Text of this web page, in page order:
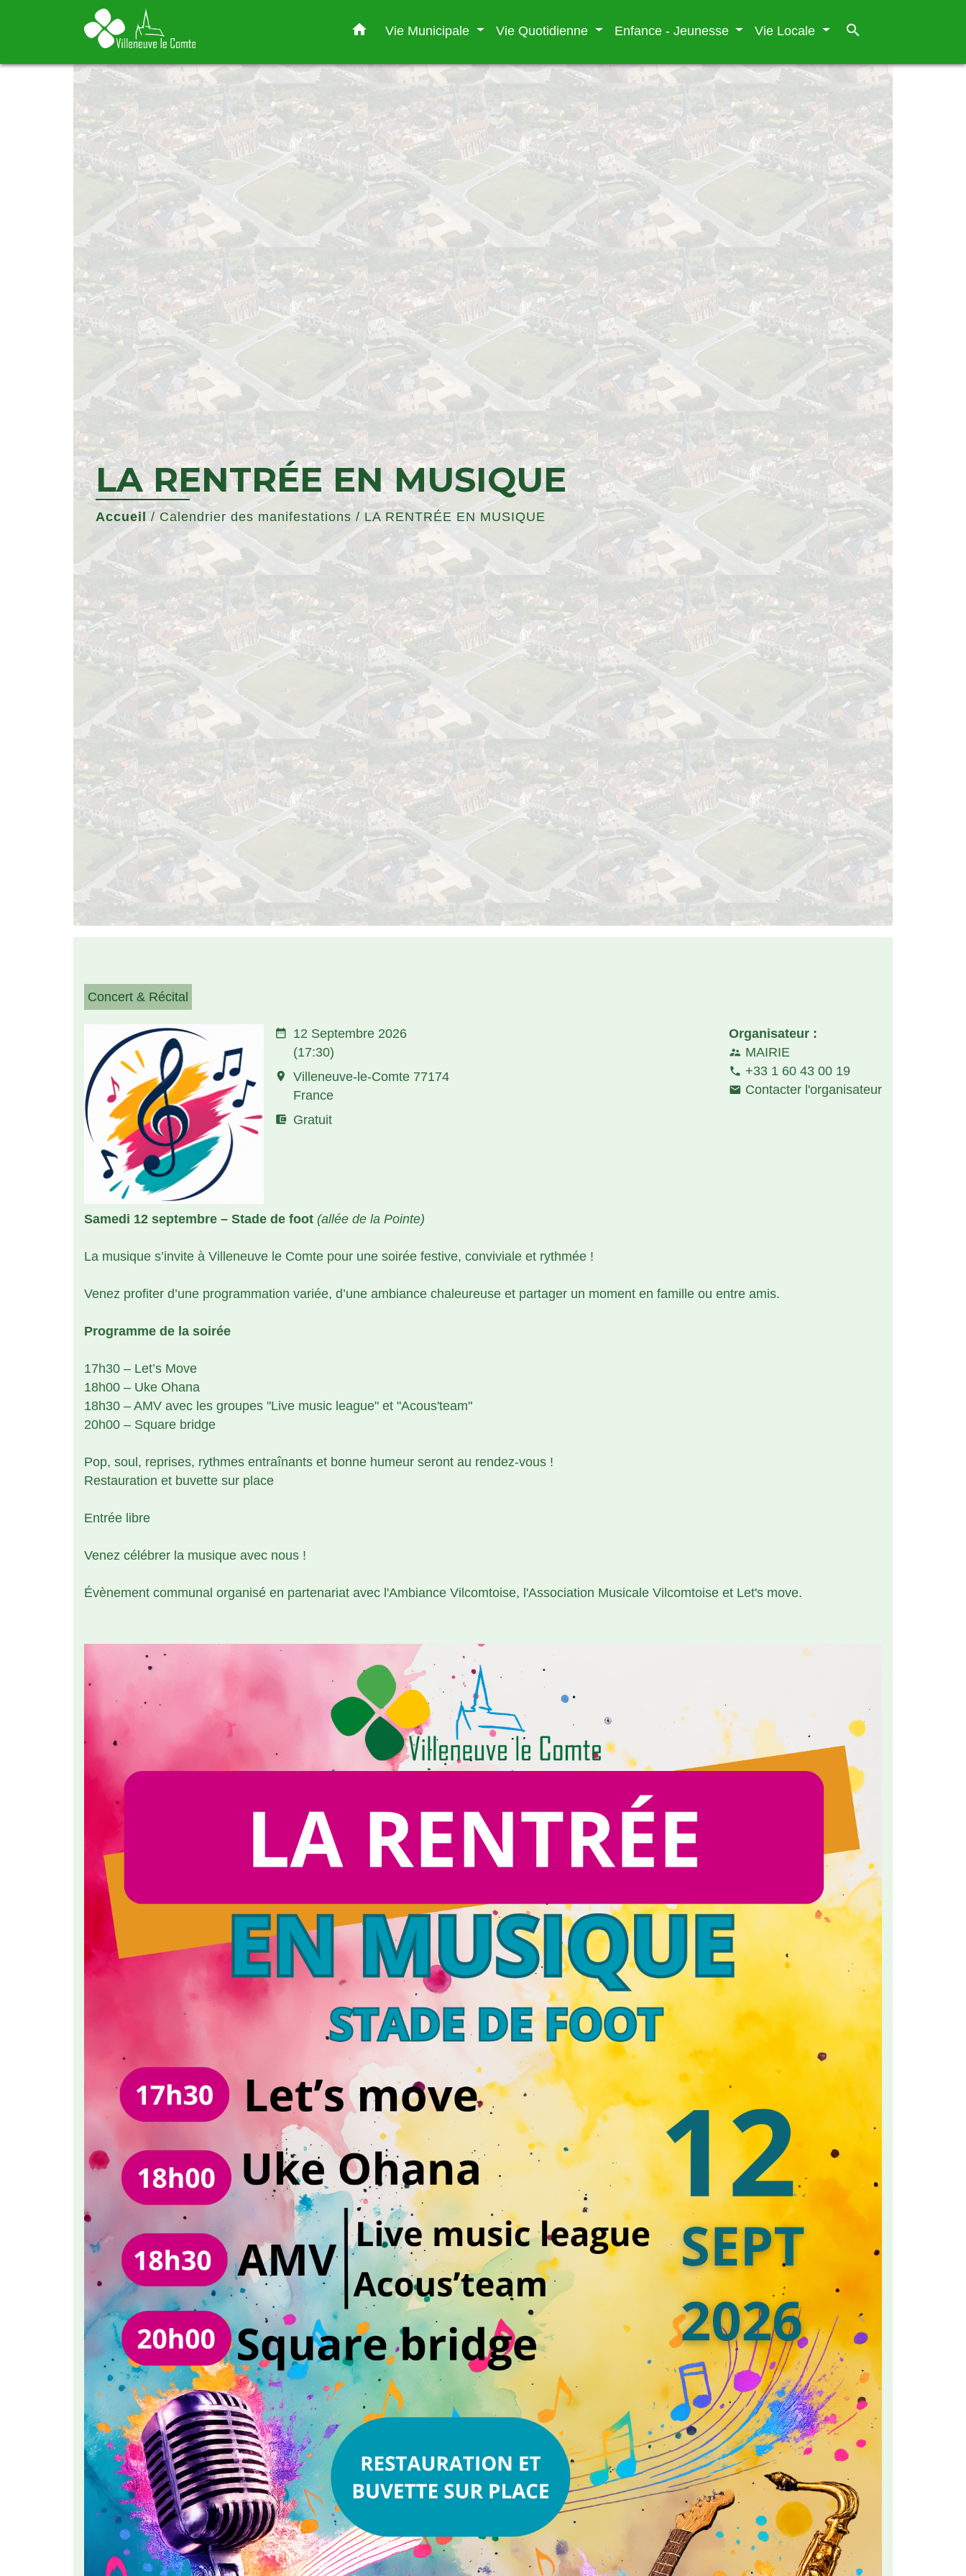
home Vie Municipale Vie Quotidienne Enfance - Jeunesse Vie Locale search
LA RENTRÉE EN MUSIQUE
Accueil / Calendrier des manifestations / LA RENTRÉE EN MUSIQUE
Concert & Récital
date_range
12 Septembre 2026
(17:30)
room
Villeneuve-le-Comte 77174
France
account_balance_wallet Gratuit
Organisateur :
supervisor_account MAIRIE
phone +33 1 60 43 00 19
email Contacter l'organisateur
Samedi 12 septembre – Stade de foot (allée de la Pointe)
La musique s’invite à Villeneuve le Comte pour une soirée festive, conviviale et rythmée !
Venez profiter d’une programmation variée, d’une ambiance chaleureuse et partager un moment en famille ou entre amis.
Programme de la soirée
17h30 – Let’s Move
18h00 – Uke Ohana
18h30 – AMV avec les groupes "Live music league" et "Acous'team"
20h00 – Square bridge
Pop, soul, reprises, rythmes entraînants et bonne humeur seront au rendez-vous !
Restauration et buvette sur place
Entrée libre
Venez célébrer la musique avec nous !
Évènement communal organisé en partenariat avec l'Ambiance Vilcomtoise, l'Association Musicale Vilcomtoise et Let's move.